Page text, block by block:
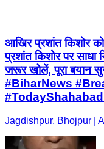
आखिर प्रशांत किशोर को
प्रशांत किशोर पर साधा
जरूर खोलें, पूरा बयान
#BiharNews
Jagdishpur, Bhojpur |